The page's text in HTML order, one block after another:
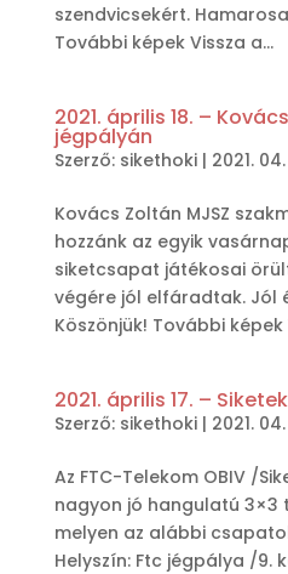
szendvicsekért.
További képek Vissza a...
2021. április 18. –
jégpályán
Szerző: sikethoki| 2021. 04.
Kovács Zoltán MJSZ
hozzánk az egyik
siketcsapat játékosai
végére jól elfáradtak. Jól
Köszönjük! További képek
2021. április 17. –
Szerző: sikethoki| 2021. 04.
Az FTC-Telekom OBIV /
nagyon jó hangulatú 3×3
melyen az alábbi
Helyszín: Ftc jégpálya /9.